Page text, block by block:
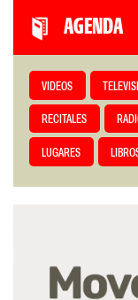
AGENDA
VIDEOS
RECITALES
LUGARES